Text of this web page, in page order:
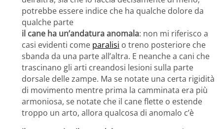
potrebbe essere indice che ha qualche dolore da
qualche parte
il cane ha un’andatura anomala: non mi riferisco a
casi evidenti come paralisi o treno posteriore che
sbanda da una parte all’altra. E neanche a cani che
trascinano gli arti creandosi lesioni sulla parte
dorsale delle zampe. Ma se notate una certa rigidità
di movimento mentre prima la camminata era più
armoniosa, se notate che il cane flette o estende
troppo un arto, allora qualcosa di anomalo c’è